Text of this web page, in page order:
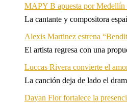
MAPY B apuesta por Medellín
La cantante y compositora
Alexis Martinez estrena
El artista regresa con una
Luccas Rivera convierte el
La canción deja de lado el
Dayan Flor fortalece la